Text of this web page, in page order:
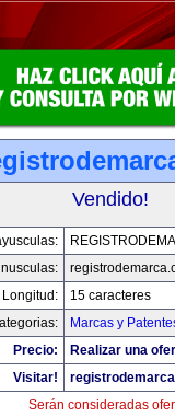
Vendido!
Longitud:
15 caracteres
Marcas y
Precio:
Realizar una
Visitar!
Serán consideradas